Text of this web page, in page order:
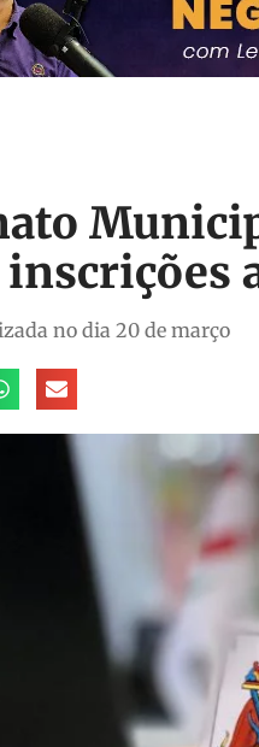
inscrições
no dia 20 de março